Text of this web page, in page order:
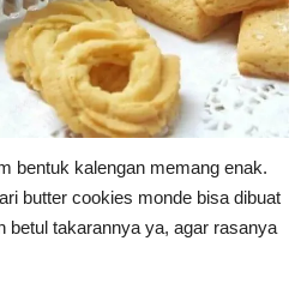
bentuk kalengan memang enak.
butter cookies monde bisa dibuat
betul takarannya ya, agar rasanya